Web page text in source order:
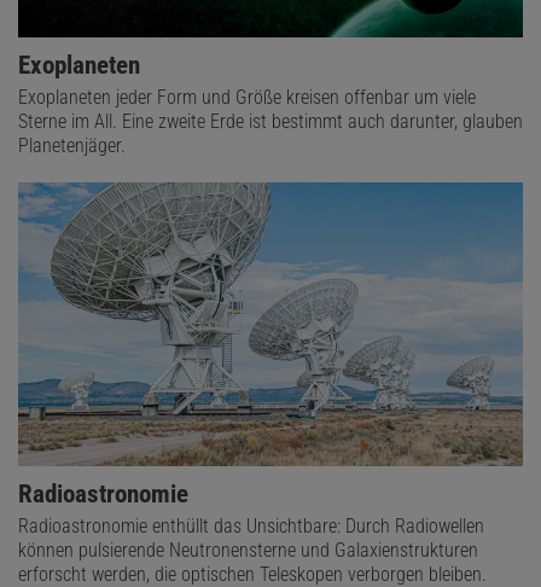
Exoplaneten
Exoplaneten jeder Form und Größe kreisen offenbar um viele
Sterne im All. Eine zweite Erde ist bestimmt auch darunter, glauben
Planetenjäger.
Radioastronomie
Radioastronomie enthüllt das Unsichtbare: Durch Radiowellen
können pulsierende Neutronensterne und Galaxienstrukturen
erforscht werden, die optischen Teleskopen verborgen bleiben.